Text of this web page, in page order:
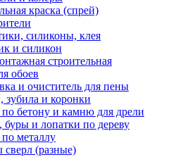
краска (спрей)
силиконы, клея
и силикон
строительная
обоев
и очиститель для пены
зубила и коронки
бетону и камню для дрели
буры и лопатки по дереву
металлу
(разные)